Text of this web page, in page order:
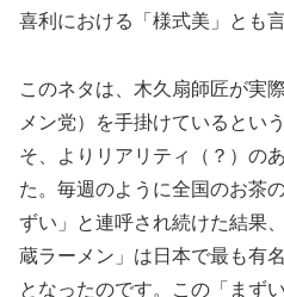
喜利における「様式美」とも
このネタは、木久扇師匠が実
メン党）を手掛けているとい
そ、よりリアリティ（？）の
た。毎週のように全国のお茶
ずい」と連呼され続けた結果
蔵ラーメン」は日本で最も有
となったのです。この「まず